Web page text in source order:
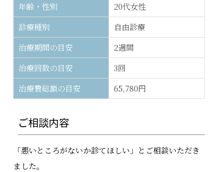
年齢・性別
20代女性
診療種別
自由診療
治療期間の目安
2週間
治療回数の目安
3回
治療費総額の目安
65,780円
ご相談内容
「悪いところがないか診てほしい」とご相談いただき
ました。